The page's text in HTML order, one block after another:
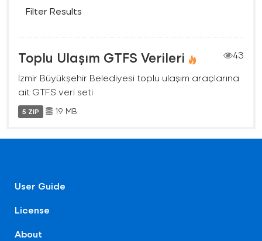
Filter Results
Toplu Ulaşım GTFS Verileri
43
İzmir Büyükşehir Belediyesi toplu ulaşım araçlarına
ait GTFS veri seti
5 ZIP 19 MB
User Guide
License
About